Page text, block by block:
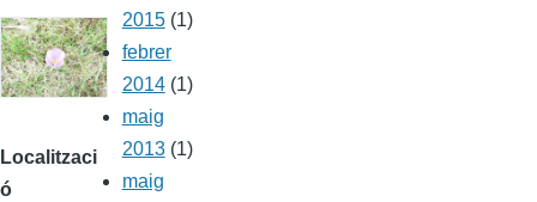
Localitzaci
ó
2015(1)
febrer
2014(1)
maig
2013(1)
maig